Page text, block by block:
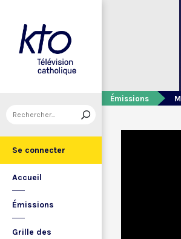
Se connecter
Accueil
Émissions
Grille des
Émissions